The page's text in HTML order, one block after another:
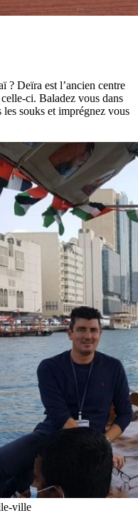
? Deïra est l’ancien centre
ci. Baladez vous dans
souks et imprégnez vous
ville